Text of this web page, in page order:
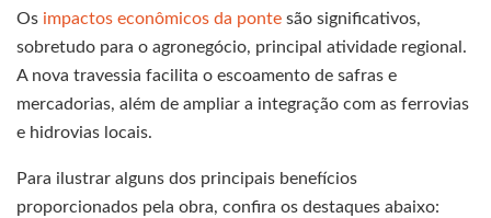
Os impactos econômicos da ponte são significativos,
sobretudo para o agronegócio, principal atividade regional.
A nova travessia facilita o escoamento de safras e
mercadorias, além de ampliar a integração com as ferrovias
e hidrovias locais.
Para ilustrar alguns dos principais benefícios
proporcionados pela obra, confira os destaques abaixo: